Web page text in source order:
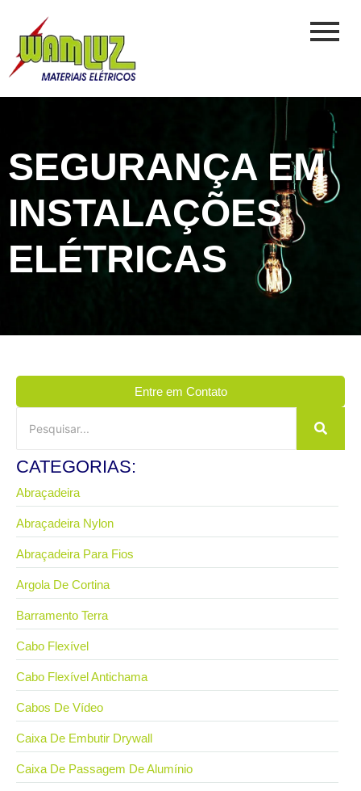
SEGURANÇA EM
INSTALAÇÕES
ELÉTRICAS
Entre em Contato
CATEGORIAS:
Abraçadeira
Abraçadeira Nylon
Abraçadeira Para Fios
Argola De Cortina
Barramento Terra
Cabo Flexível
Cabo Flexível Antichama
Cabos De Vídeo
Caixa De Embutir Drywall
Caixa De Passagem De Alumínio